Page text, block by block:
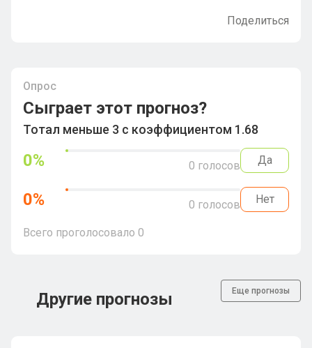
Поделиться
Опрос
Сыграет этот прогноз?
Тотал меньше 3 с коэффициентом 1.68
0% 0 голосов Да
0% 0 голосов Нет
Всего проголосовало 0
Другие прогнозы Еще прогнозы